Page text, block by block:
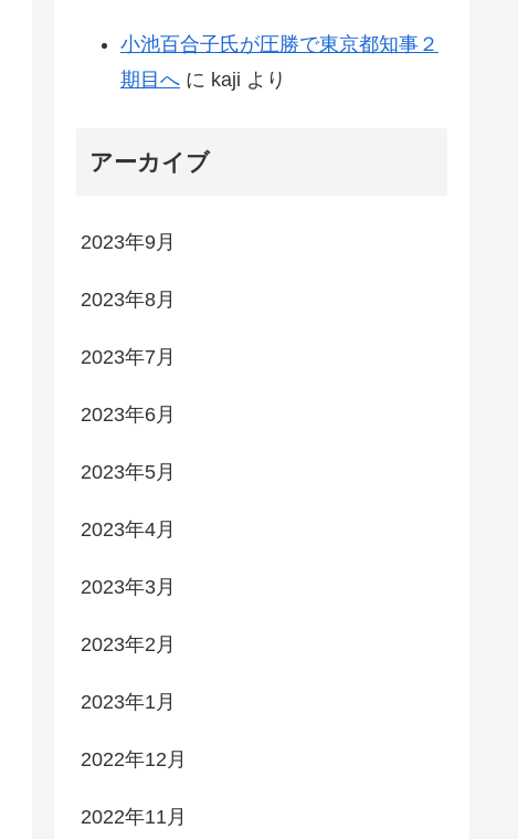
小池百合子氏が圧勝で東京都知事２
期目へ に kaji より
アーカイブ
2023年9月
2023年8月
2023年7月
2023年6月
2023年5月
2023年4月
2023年3月
2023年2月
2023年1月
2022年12月
2022年11月